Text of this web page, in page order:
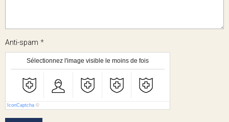
Anti-spam
Sélectionnez l'image visible le moins de fois
IconCaptcha ©